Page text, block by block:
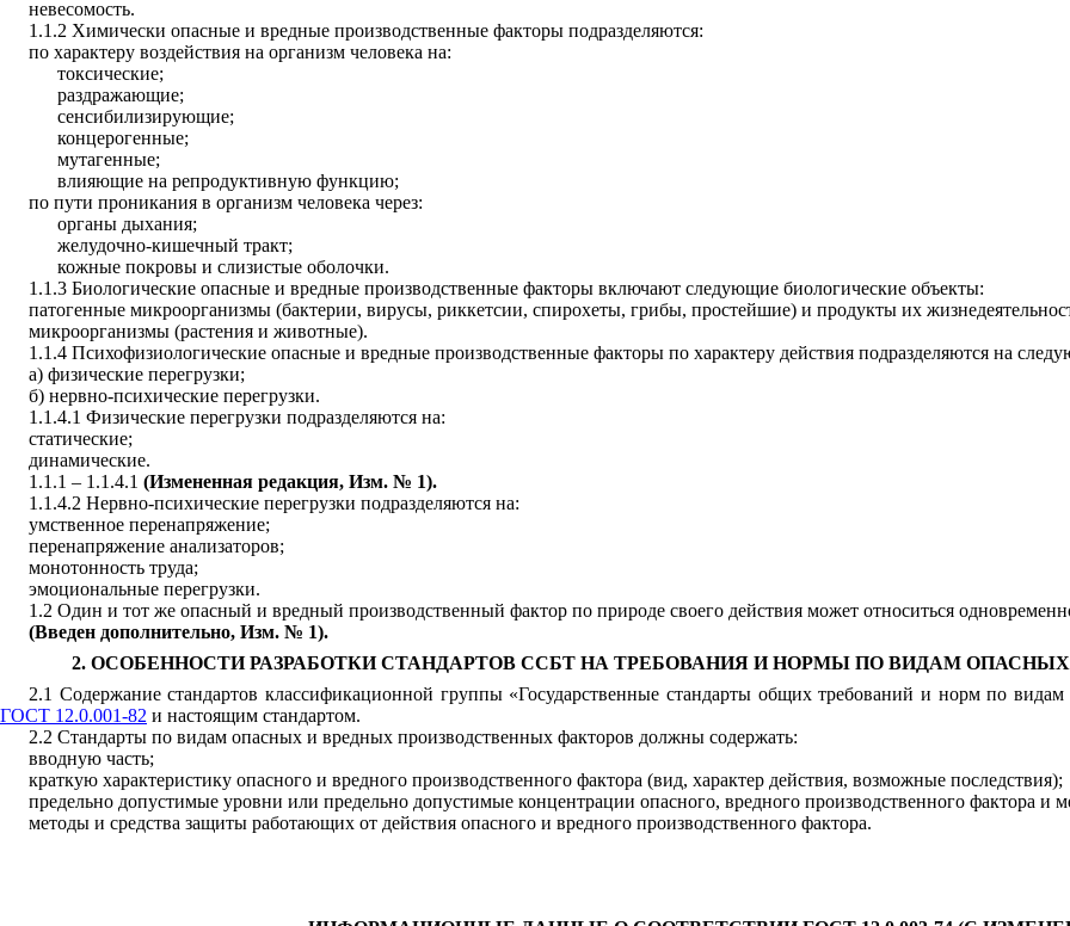
невесомость.
1.1.2 Химически опасные и вредные производственные факторы подразделяются:
по характеру воздействия на организм человека на:
токсические;
раздражающие;
сенсибилизирующие;
концерогенные;
мутагенные;
влияющие на репродуктивную функцию;
по пути проникания в организм человека через:
органы дыхания;
желудочно-кишечный тракт;
кожные покровы и слизистые оболочки.
1.1.3 Биологические опасные и вредные производственные факторы включают следующие биологические объекты:
патогенные микроорганизмы (бактерии, вирусы, риккетсии, спирохеты, грибы, простейшие) и продукты их
микроорганизмы (растения и животные).
1.1.4 Психофизиологические опасные и вредные производственные факторы по характеру действия подразделяются на
а) физические перегрузки;
б) нервно-психические перегрузки.
1.1.4.1 Физические перегрузки подразделяются на:
статические;
динамические.
1.1.1 – 1.1.4.1 (Измененная редакция, Изм. № 1).
1.1.4.2 Нервно-психические перегрузки подразделяются на:
умственное перенапряжение;
перенапряжение анализаторов;
монотонность труда;
эмоциональные перегрузки.
1.2 Один и тот же опасный и вредный производственный фактор по природе своего действия может относиться
(Введен дополнительно, Изм. № 1).
2. ОСОБЕННОСТИ РАЗРАБОТКИ СТАНДАРТОВ ССБТ НА ТРЕБОВАНИЯ И НОРМЫ ПО ВИДАМ
2.1 Содержание стандартов классификационной группы «Государственные стандарты общих требований и норм по
ГОСТ 12.0.001-82 и настоящим стандартом.
2.2 Стандарты по видам опасных и вредных производственных факторов должны содержать:
вводную часть;
краткую характеристику опасного и вредного производственного фактора (вид, характер действия, возможные последствия);
предельно допустимые уровни или предельно допустимые концентрации опасного, вредного производственного фактора и
методы и средства защиты работающих от действия опасного и вредного производственного фактора.